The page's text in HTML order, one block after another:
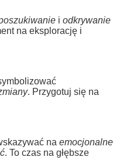
i odkrywanie
na eksplorację i
. Przygotuj się na
na emocjonalne
. To czas na głębsze